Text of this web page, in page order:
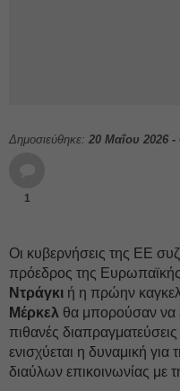
Δημοσιεύθηκε: 20 Μαΐου 2026 -
1
Οι κυβερνήσεις της ΕΕ
πρόεδρος της
Ντράγκι ή η πρώην
Μέρκελ θα μπορούσαν
πιθανές διαπραγματεύσεις
ενισχύεται η δυναμική
διαύλων επικοινωνίας με